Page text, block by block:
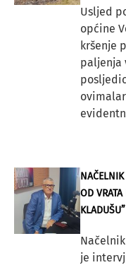
Usljed
općine
kršenje
paljenja
NAČELNIK
OD
KLADUŠU”
je